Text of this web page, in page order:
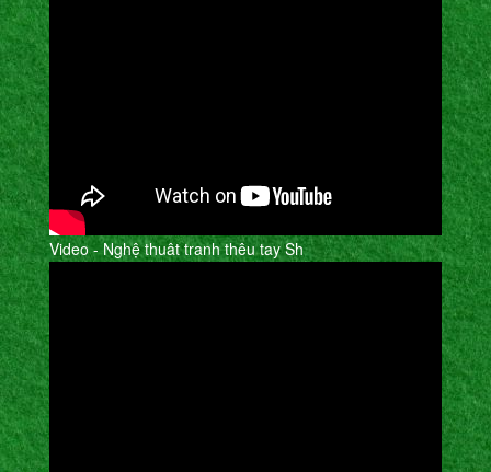
Video - Nghệ thuât tranh thêu tay Sh